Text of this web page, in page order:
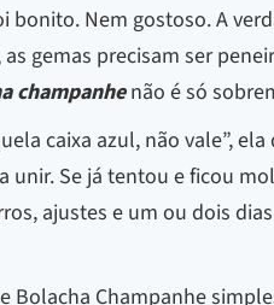
bonito. Nem gostoso. A
gemas precisam ser
champanhenão é só
caixa azul, não vale”,
unir. Se já tentou e ficou
ajustes e um ou dois
Bolacha Champanhe